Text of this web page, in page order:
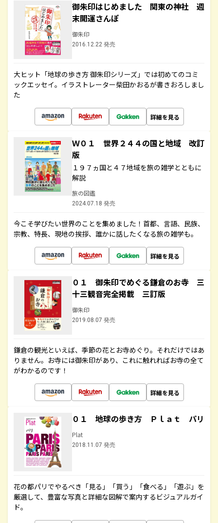
御朱印はじめました 関東の神社 週
末開運さんぽ
御朱印
2016.12.22 発売
大ヒット「地球の歩き方 御朱印シリーズ」では初めてのコミ
ックエッセイ。イラストレーター柴田かおるが書きおろしまし
た
詳細を見る
Ｗ０１ 世界２４４の国と地域 改訂
版
１９７ヵ国と４７地域を旅の雑学とともに
解説
旅の図鑑
2024.07.18 発売
今こそ学びたい世界のことを集めました！首都、言語、民族、
宗教、特長、現地の挨拶、誰かに話したくなる旅の雑学も。
詳細を見る
０１ 御朱印でめぐる鎌倉のお寺 三
十三観音完全掲載 三訂版
御朱印
2019.08.07 発売
鎌倉の観光といえば、季節の花とお寺めぐり。それだけではあ
りません。お寺には御朱印があり、これに触れればお寺の全て
がわかるのです！
詳細を見る
０１ 地球の歩き方 Ｐｌａｔ パリ
Plat
2018.11.07 発売
花の都パリでやるべき「見る」「買う」「食べる」「遊ぶ」を
厳選して、豊富な写真と詳細な図解で案内するビジュアルガイ
ド。